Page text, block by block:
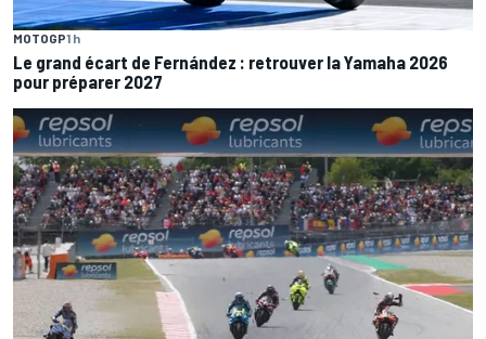
MOTOGP1 h
Le grand écart de Fernández : retrouver la Yamaha 2026
pour préparer 2027